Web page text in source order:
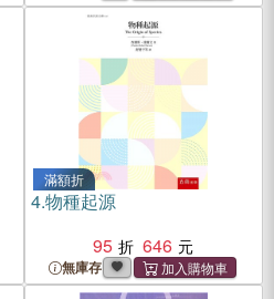
滿額折
4.物種起源
95
646
無庫存